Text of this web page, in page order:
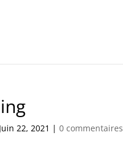
Juin 22, 2021 |0 commentaires